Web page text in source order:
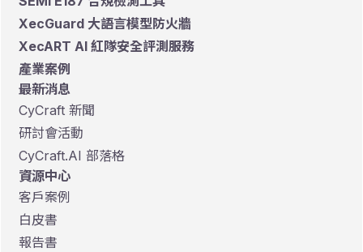
XecGuard 大語言模型防火牆
XecART AI 紅隊安全評測服務
產業案例
最新消息
CyCraft 新聞
研討會活動
CyCraft.AI 部落格
資源中心
客戶案例
白皮書
報告書